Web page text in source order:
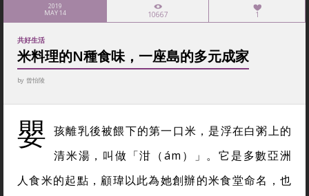
2019
MAY 14 10667 1
共好生活
米料理的N種食味，一座島的多元成家
by 曾怡陵
嬰 孩離乳後被餵下的第一口米，是浮在白粥上的
清米湯，叫做「泔（ám）」。它是多數亞洲
人食米的起點，顧瑋以此為她創辦的米食堂命名，也